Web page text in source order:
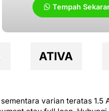
Tempah
ATIVA
varian teratas 1.5